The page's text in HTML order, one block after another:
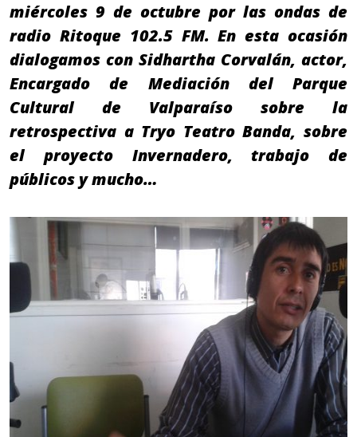
miércoles 9 de octubre por las ondas de
radio Ritoque 102.5 FM. En esta ocasión
dialogamos con Sidhartha Corvalán, actor,
Encargado de Mediación del Parque
Cultural de Valparaíso sobre la
retrospectiva a Tryo Teatro Banda, sobre
el proyecto Invernadero, trabajo de
públicos y mucho…